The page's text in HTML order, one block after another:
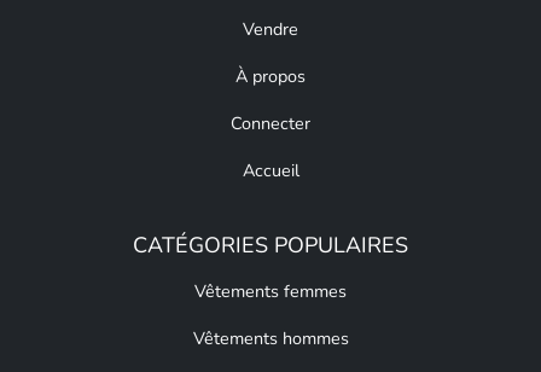
Vendre
À propos
Connecter
Accueil
CATÉGORIES POPULAIRES
Vêtements femmes
Vêtements hommes